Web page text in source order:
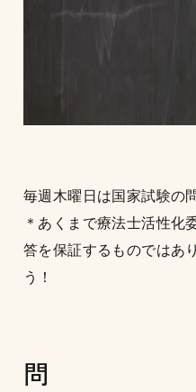
毎週木曜日は国家試験の
＊あくまで療法士活性化
答を保証するものではあ
う！
問